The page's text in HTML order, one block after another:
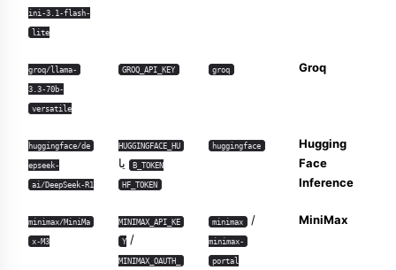
ini-3.1-flash-
lite
Groq
groq
GROQ_API_KEY
groq/llama-
3.3-70b-
versatile
Hugging
Face
Inference
huggingface
HUGGINGFACE_HU
B_TOKEN یا
HF_TOKEN
huggingface/de
epseek-
ai/DeepSeek-R1
MiniMax
minimax /
minimax-
portal
MINIMAX_API_KE
Y /
MINIMAX_OAUTH_
minimax/MiniMa
x-M3